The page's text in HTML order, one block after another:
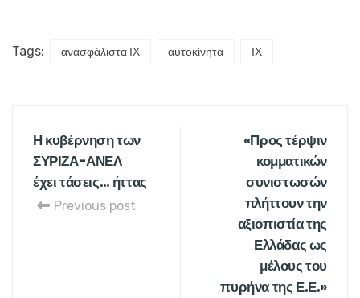
Tags: ανασφάλιστα ΙΧ αυτοκίνητα ΙΧ
Η κυβέρνηση των
ΣΥΡΙΖΑ-ΑΝΕΛ
έχει τάσεις… ήττας
Previous post
«Προς τέρψιν
κομματικών
συνιστωσών
πλήττουν την
αξιοπιστία της
Ελλάδας ως
μέλους του
πυρήνα της Ε.Ε.»